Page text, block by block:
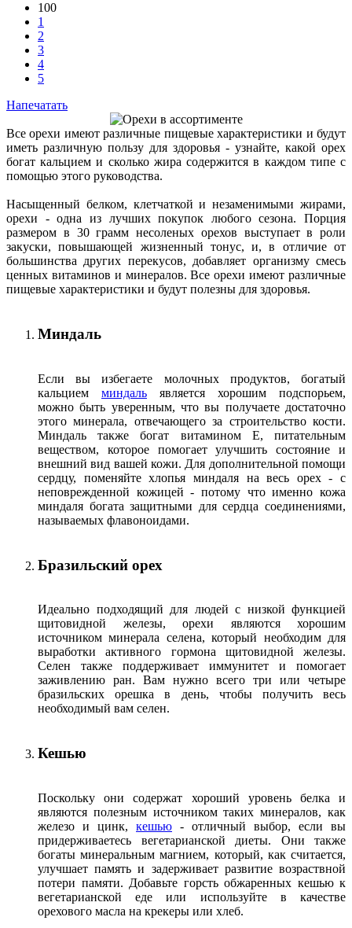
100
1
2
3
4
5
Напечатать
Все орехи имеют различные пищевые характеристики и будут
иметь различную пользу для здоровья - узнайте, какой орех
богат кальцием и сколько жира содержится в каждом типе с
помощью этого руководства.
Насыщенный белком, клетчаткой и незаменимыми жирами,
орехи - одна из лучших покупок любого сезона. Порция
размером в 30 грамм несоленых орехов выступает в роли
закуски, повышающей жизненный тонус, и, в отличие от
большинства других перекусов, добавляет организму смесь
ценных витаминов и минералов. Все орехи имеют различные
пищевые характеристики и будут полезны для здоровья.
Миндаль
Если вы избегаете молочных продуктов, богатый
кальцием миндаль является хорошим подспорьем,
можно быть уверенным, что вы получаете достаточно
этого минерала, отвечающего за строительство кости.
Миндаль также богат витамином Е, питательным
веществом, которое помогает улучшить состояние и
внешний вид вашей кожи. Для дополнительной помощи
сердцу, поменяйте хлопья миндаля на весь орех - с
неповрежденной кожицей - потому что именно кожа
миндаля богата защитными для сердца соединениями,
называемых флавоноидами.
Бразильский орех
Идеально подходящий для людей с низкой функцией
щитовидной железы, орехи являются хорошим
источником минерала селена, который необходим для
выработки активного гормона щитовидной железы.
Селен также поддерживает иммунитет и помогает
заживлению ран. Вам нужно всего три или четыре
бразильских орешка в день, чтобы получить весь
необходимый вам селен.
Кешью
Поскольку они содержат хороший уровень белка и
являются полезным источником таких минералов, как
железо и цинк, кешью - отличный выбор, если вы
придерживаетесь вегетарианской диеты. Они также
богаты минеральным магнием, который, как считается,
улучшает память и задерживает развитие возраствной
потери памяти. Добавьте горсть обжаренных кешью к
вегетарианской еде или используйте в качестве
орехового масла на крекеры или хлеб.